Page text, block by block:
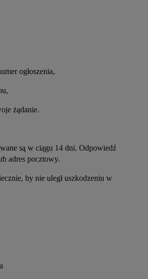
ogłoszenia,
żądanie.
są w ciągu 14 dni. Odpowiedź
adres pocztowy.
by nie uległ uszkodzeniu w